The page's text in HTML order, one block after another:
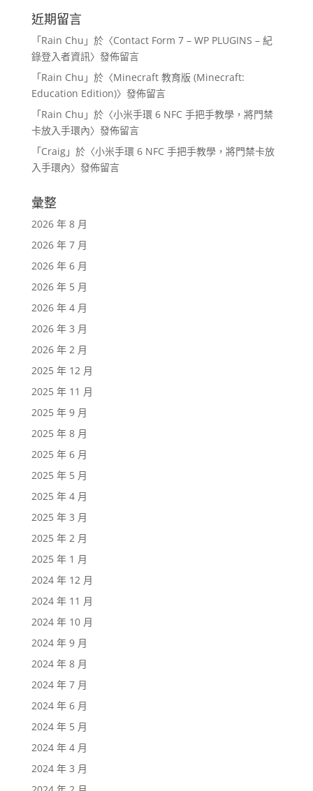
近期留言
「Rain Chu 」於〈Contact Form 7 – WP PLUGINS – 紀
錄登入者資訊〉發佈留言
「Rain Chu 」於〈Minecraft 教育版 (Minecraft:
Education Edition)〉發佈留言
「Rain Chu 」於〈小米手環 6 NFC 手把手教學，將門禁
卡放入手環內〉發佈留言
「Craig」於〈小米手環 6 NFC 手把手教學，將門禁卡放
入手環內〉發佈留言
彙整
2026 年 8 月
2026 年 7 月
2026 年 6 月
2026 年 5 月
2026 年 4 月
2026 年 3 月
2026 年 2 月
2025 年 12 月
2025 年 11 月
2025 年 9 月
2025 年 8 月
2025 年 6 月
2025 年 5 月
2025 年 4 月
2025 年 3 月
2025 年 2 月
2025 年 1 月
2024 年 12 月
2024 年 11 月
2024 年 10 月
2024 年 9 月
2024 年 8 月
2024 年 7 月
2024 年 6 月
2024 年 5 月
2024 年 4 月
2024 年 3 月